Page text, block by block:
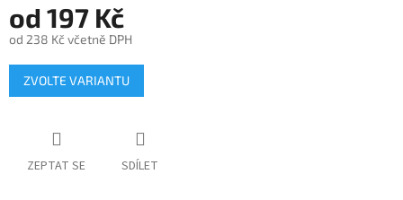
od 197 Kč
od 238 Kč včetně DPH
Měrná
cena:
ZVOLTE VARIANTU
ZEPTAT SE SDÍLET